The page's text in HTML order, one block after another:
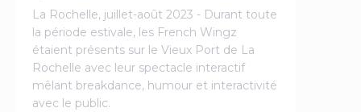
La Rochelle, juillet-août 2023 - Durant toute
la période estivale, les French Wingz
étaient présents sur le Vieux Port de La
Rochelle avec leur spectacle interactif
mêlant breakdance, humour et interactivité
avec le public.